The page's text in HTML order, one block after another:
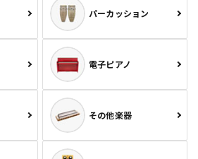
パーカッション
電子ピアノ
その他楽器